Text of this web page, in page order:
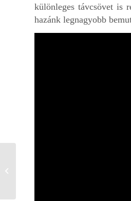
különleges távcsövet is
hazánk legnagyobb